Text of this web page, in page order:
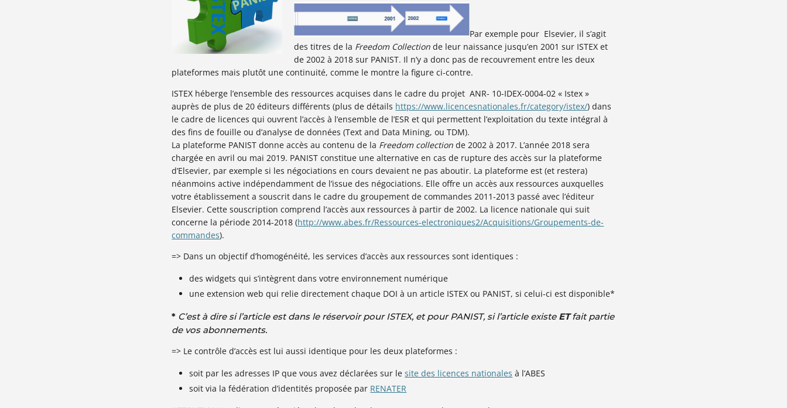
Par exemple pour Elsevier, il s’agit
des titres de la Freedom Collection de leur naissance jusqu’en 2001 sur ISTEX et
de 2002 à 2018 sur PANIST. Il n’y a donc pas de recouvrement entre les deux
plateformes mais plutôt une continuité, comme le montre la figure ci-contre.
ISTEX héberge l’ensemble des ressources acquises dans le cadre du projet ANR- 10-IDEX-0004-02 « Istex »
auprès de plus de 20 éditeurs différents (plus de détails https://www.licencesnationales.fr/category/istex/) dans
le cadre de licences qui ouvrent l’accès à l’ensemble de l’ESR et qui permettent l’exploitation du texte intégral à
des fins de fouille ou d’analyse de données (Text and Data Mining, ou TDM).
La plateforme PANIST donne accès au contenu de la Freedom collection de 2002 à 2017. L’année 2018 sera
chargée en avril ou mai 2019. PANIST constitue une alternative en cas de rupture des accès sur la plateforme
d’Elsevier, par exemple si les négociations en cours devaient ne pas aboutir. La plateforme est (et restera)
néanmoins active indépendamment de l’issue des négociations. Elle offre un accès aux ressources auxquelles
votre établissement a souscrit dans le cadre du groupement de commandes 2011-2013 passé avec l’éditeur
Elsevier. Cette souscription comprend l’accèsaux ressources à partir de 2002. La licence nationale qui suit
concerne la période 2014-2018(http://www.abes.fr/Ressources-electroniques2/Acquisitions/Groupements-de-
commandes).
=> Dans un objectif d’homogénéité, les services d’accès aux ressources sont identiques :
des widgets qui s’intègrent dans votre environnement numérique
une extension web qui relie directement chaque DOI à un article ISTEX ou PANIST, si celui-ci est disponible*
* C’est à dire si l’article est dans le réservoir pour ISTEX, et pour PANIST, si l’article existeETfait partie
de vos abonnements.
=> Le contrôle d’accès est lui aussi identique pour les deux plateformes :
soit par les adresses IP que vous avez déclarées sur lesite des licences nationales à l’ABES
soit via la fédération d’identités proposée par RENATER